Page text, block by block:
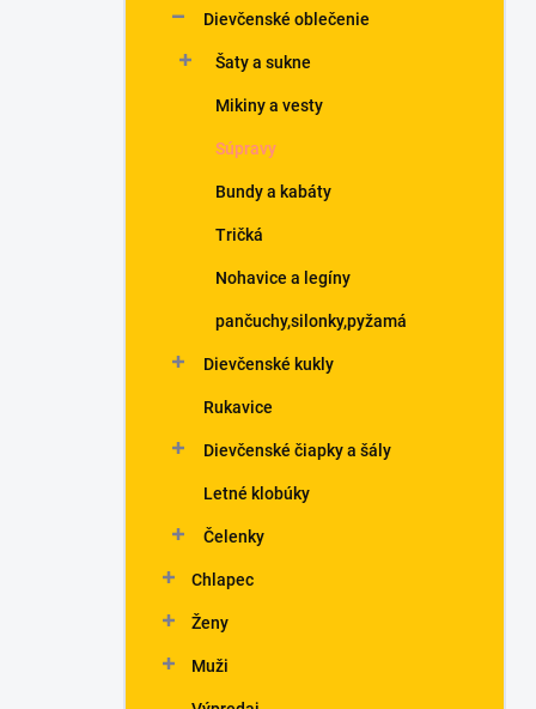
Dievčenské oblečenie
Šaty a sukne
Mikiny a vesty
Súpravy
Bundy a kabáty
Tričká
Nohavice a legíny
pančuchy,silonky,pyžamá
Dievčenské kukly
Rukavice
Dievčenské čiapky a šály
Letné klobúky
Čelenky
Chlapec
Ženy
Muži